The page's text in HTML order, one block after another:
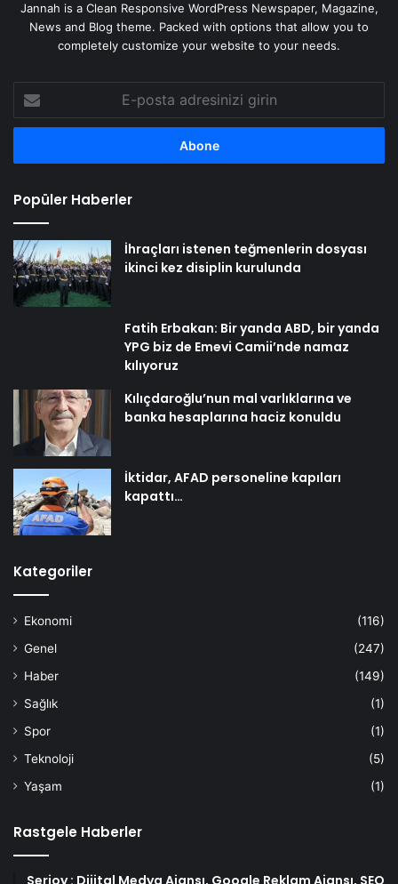
Jannah is a Clean Responsive WordPress Newspaper, Magazine,
News and Blog theme. Packed with options that allow you to
completely customize your website to your needs.
posta
adresinizi
Popüler Haberler
İhraçları istenen teğmenlerin dosyası
ikinci kez disiplin kurulunda
Fatih Erbakan: Bir yanda ABD, bir yanda
YPG biz de Emevi Camii’nde namaz
kılıyoruz
Kılıçdaroğlu’nun mal varlıklarına ve
banka hesaplarına haciz konuldu
İktidar, AFAD personeline kapıları
kapattı…
Kategoriler
Ekonomi
(116)
Genel
(247)
Haber
(149)
Sağlık
(1)
Spor
(1)
Teknoloji
(5)
Yaşam
(1)
Rastgele Haberler